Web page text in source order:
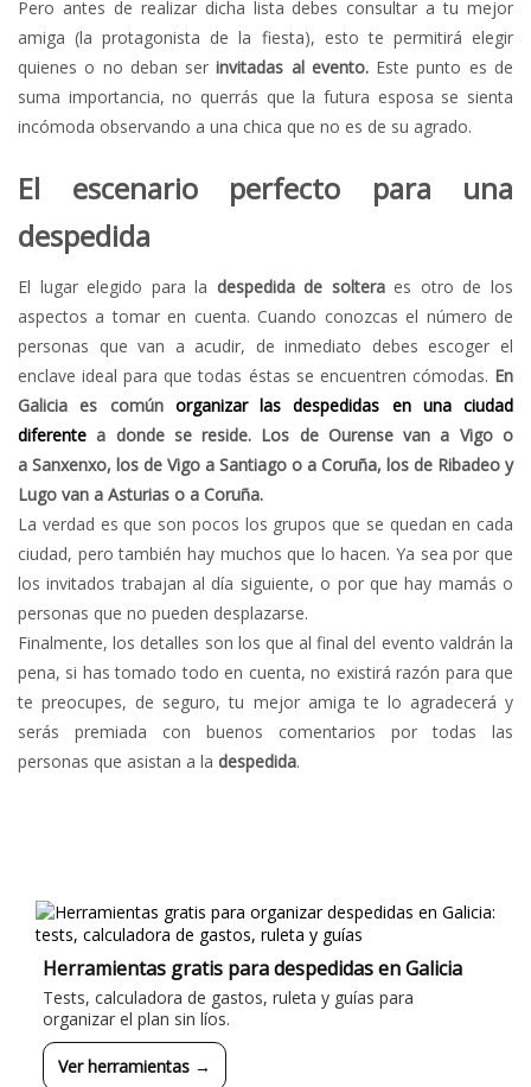
Pero antes de realizar dicha lista debes consultar a tu mejor
amiga (la protagonista de la fiesta), esto te permitirá elegir
quienes o no deban serinvitadas al evento.Este punto es de
suma importancia, no querrás que la futura esposa se sienta
incómoda observando a una chica que no es de su agrado.
El escenario perfecto para una
despedida
El lugar elegido para la despedida de solteraes otro de los
aspectos a tomar en cuenta. Cuando conozcas el número de
personas que van a acudir, de inmediato debes escoger el
enclave ideal para que todas éstas se encuentren cómodas. En
Galicia es común organizar las despedidas en una ciudad
diferente a donde se reside. Los de Ourense van a Vigo o
a Sanxenxo, los de Vigo a Santiago o a Coruña, los de Ribadeo y
Lugo van a Asturias o a Coruña.
La verdad es que son pocos los grupos que se quedan en cada
ciudad, pero también hay muchos que lo hacen. Ya sea por que
los invitados trabajan al día siguiente, o por que hay mamás o
personas que no pueden desplazarse.
Finalmente, los detalles son los que al final del evento valdrán la
pena, si has tomado todo en cuenta, no existirá razón para que
te preocupes, de seguro, tu mejor amiga te lo agradecerá y
serás premiada con buenos comentarios por todas las
personas que asistan a la despedida.
Herramientas gratis para despedidas en Galicia
Tests, calculadora de gastos, ruleta y guías para
organizar el plan sin líos.
Ver herramientas →